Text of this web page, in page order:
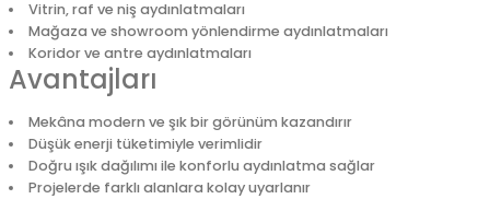
Vitrin, raf ve niş aydınlatmaları
Mağaza ve showroom yönlendirme aydınlatmaları
Koridor ve antre aydınlatmaları
Avantajları
Mekâna modern ve şık bir görünüm kazandırır
Düşük enerji tüketimiyle verimlidir
Doğru ışık dağılımı ile konforlu aydınlatma sağlar
Projelerde farklı alanlara kolay uyarlanır